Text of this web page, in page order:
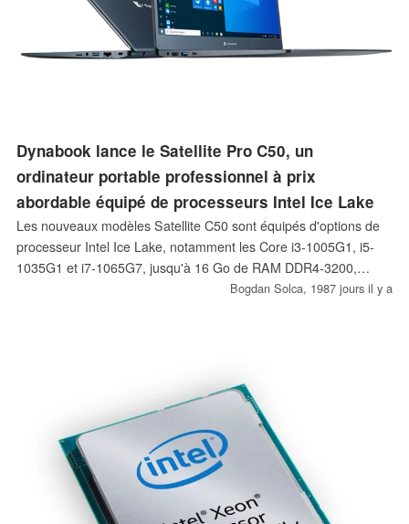
Dynabook lance le Satellite Pro C50, un
ordinateur portable professionnel à prix
abordable équipé de processeurs Intel Ice Lake
Les nouveaux modèles Satellite C50 sont équipés d'options de
processeur Intel Ice Lake, notamment les Core i3-1005G1, i5-
1035G1 et i7-1065G7, jusqu'à 16 Go de RAM DDR4-3200,
jusqu'à 512 Go de stockage SATA SSD et des écrans HD ou
Bogdan Solca, 1987 jours il y a